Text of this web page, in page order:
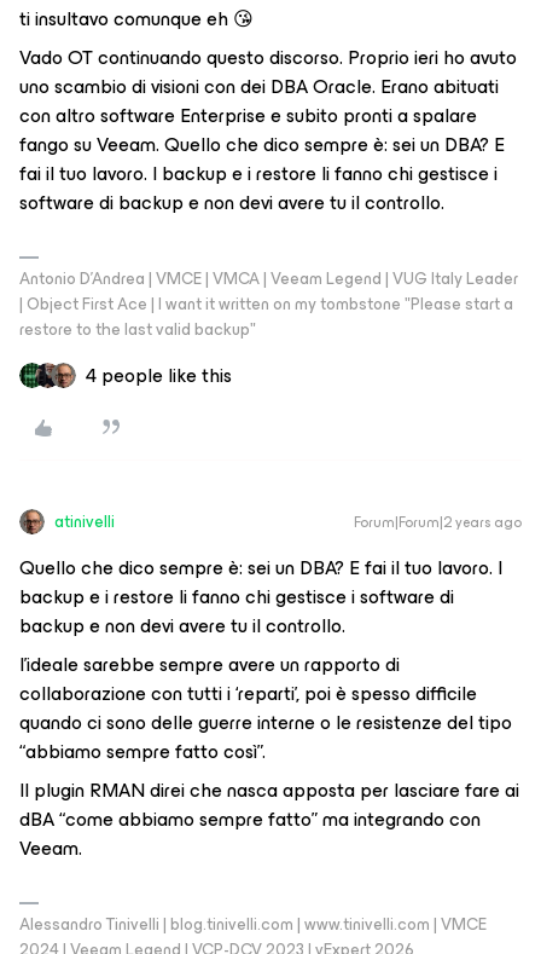
ti insultavo comunque eh 😘
Vado OT continuando questo discorso. Proprio ieri ho avuto
uno scambio di visioni con dei DBA Oracle. Erano abituati
con altro software Enterprise e subito pronti a spalare
fango su Veeam. Quello che dico sempre è: sei un DBA? E
fai il tuo lavoro. I backup e i restore li fanno chi gestisce i
software di backup e non devi avere tu il controllo.
Antonio D'Andrea | VMCE | VMCA | Veeam Legend | VUG Italy Leader
| Object First Ace | I want it written on my tombstone "Please start a
restore to the last valid backup"
4 people like this
atinivelli Forum|Forum|2 years ago
Quello che dico sempre è: sei un DBA? E fai il tuo lavoro. I
backup e i restore li fanno chi gestisce i software di
backup e non devi avere tu il controllo.
l’ideale sarebbe sempre avere un rapporto di
collaborazione con tutti i ‘reparti’, poi è spesso difficile
quando ci sono delle guerre interne o le resistenze del tipo
“abbiamo sempre fatto così”.
Il plugin RMAN direi che nasca apposta per lasciare fare ai
dBA “come abbiamo sempre fatto” ma integrando con
Veeam.
Alessandro Tinivelli | blog.tinivelli.com | www.tinivelli.com | VMCE